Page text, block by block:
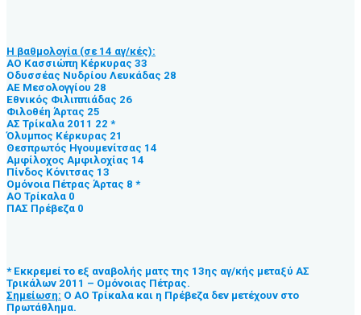
Η βαθμολογία (σε 14 αγ/κές):
ΑΟ Κασσιώπη Κέρκυρας 33
Οδυσσέας Νυδρίου Λευκάδας 28
ΑΕ Μεσολογγίου 28
Εθνικός Φιλιππιάδας 26
Φιλοθέη Άρτας 25
ΑΣ Τρίκαλα 2011 22 *
Όλυμπος Κέρκυρας 21
Θεσπρωτός Ηγουμενίτσας 14
Αμφίλοχος Αμφιλοχίας 14
Πίνδος Κόνιτσας 13
Ομόνοια Πέτρας Άρτας 8 *
ΑΟ Τρίκαλα 0
ΠΑΣ Πρέβεζα 0
* Εκκρεμεί το εξ αναβολής ματς της 13ης αγ/κής μεταξύ ΑΣ
Τρικάλων 2011 – Ομόνοιας Πέτρας.
Σημείωση: Ο ΑΟ Τρίκαλα και η Πρέβεζα δεν μετέχουν στο
Πρωτάθλημα.